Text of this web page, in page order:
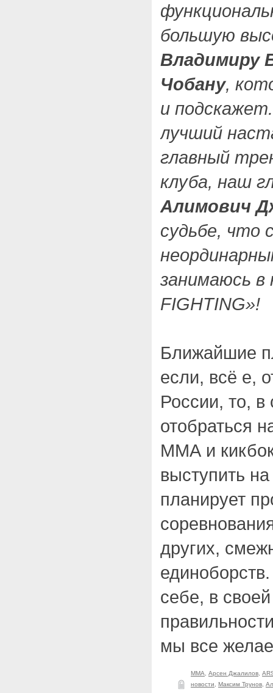
большую
Владимиру
Чобану,
и
лучший
главный
клуба, наш
Алимович
судьбе, что
занимаюсь в
FIGHTING»!
Ближайшие
если, всё е,
России, то,
отобраться
ММА и
выступить
планирует
других,
себе, в
мы все
ММА Арсен Джалилов
новости
Максим Трунов